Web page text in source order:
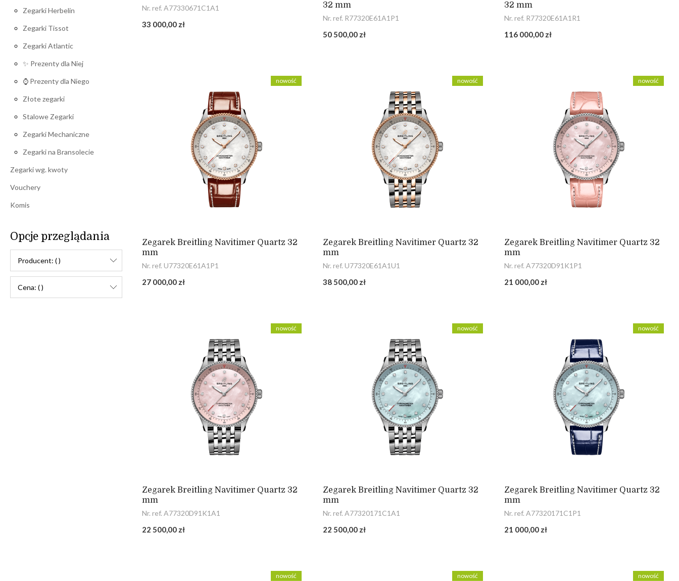
Zegarki Herbelin
Zegarki Tissot
Zegarki Atlantic
✨ Prezenty dla Niej
⌚ Prezenty dla Niego
Złote zegarki
Stalowe Zegarki
Zegarki Mechaniczne
Zegarki na Bransolecie
Zegarki wg. kwoty
Vouchery
Komis
Opcje przeglądania
Producent: ( )
Cena: ( )
Nr. ref. A77330671C1A1
33 000,00 zł
32 mm
Nr. ref. R77320E61A1P1
50 500,00 zł
32 mm
Nr. ref. R77320E61A1R1
116 000,00 zł
Zegarek Breitling Navitimer Quartz 32
mm
Nr. ref. U77320E61A1P1
27 000,00 zł
nowość
Zegarek Breitling Navitimer Quartz 32
mm
Nr. ref. U77320E61A1U1
38 500,00 zł
nowość
Zegarek Breitling Navitimer Quartz 32
mm
Nr. ref. A77320D91K1P1
21 000,00 zł
nowość
Zegarek Breitling Navitimer Quartz 32
mm
Nr. ref. A77320D91K1A1
22 500,00 zł
nowość
Zegarek Breitling Navitimer Quartz 32
mm
Nr. ref. A77320171C1A1
22 500,00 zł
nowość
Zegarek Breitling Navitimer Quartz 32
mm
Nr. ref. A77320171C1P1
21 000,00 zł
nowość
nowość nowość nowość